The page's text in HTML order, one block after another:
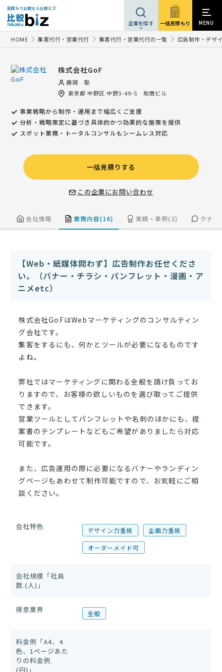
見積もり比較なら比較ビズ
企業を探す 一括見積もり MENU
HOME 集客代行・営業代行 集客代行・営業代行の一覧 広告制作・デザ
株式会社GoF
藤岡 聡
東京都 中野区 中野3-49-5 和商ビル
事業戦略から制作・運用まで幅広くご⽀援
分析・戦略策定に基づき具体的かつ効果的な施策を提供
スポット業務・トータルコンサルもシームレス対応
一括見積りする
この企業にお問い合わせ
会社情報 業務内容(16) 実績・事例(2) クチ
【Web・紙媒体問わず】広告制作お任せくださ
い。（バナー・チラシ・パンフレット・漫画・ア
ニメetc）
株式会社GoFはWebマーケティングのコンサルティン
グ会社です。
集客をするにも、何かとツールが必要になるものです
よね。
弊社ではマーケティングに関わる全般を請け負ってお
りますので、お客様の欲しいものを選び取ってご提供
できます。
営業ツールとしてパンフレットや名刺のほかにも、提
案書のテンプレートなどもご希望がありましたら対応
可能です。
また、広告運用の際に必要になるバナーやランディン
グページもあわせて制作可能ですので、お気軽にご相
談ください。
会社特色 デザイン力重視 企画力重視
オーダーメイド可
会社規模「社員
数.(人)」
得意業界 全般
料金例「A4、4
色、1ページあた
りの料金例.
(円)」